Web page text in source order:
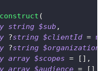
(
string $sub ,
?string $clientId =
?string
array $scopes = [ ] ,
array $audience = [ ]